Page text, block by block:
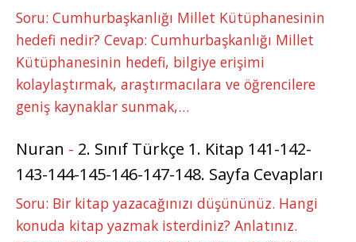
Soru: Cumhurbaşkanlığı Millet Kütüphanesinin
hedefi nedir? Cevap: Cumhurbaşkanlığı Millet
Kütüphanesinin hedefi, bilgiye erişimi
kolaylaştırmak, araştırmacılara ve öğrencilere
geniş kaynaklar sunmak,…
Nuran - 2. Sınıf Türkçe 1. Kitap 141-142-
143-144-145-146-147-148. Sayfa Cevapları
Soru: Bir kitap yazacağınızı düşününüz. Hangi
konuda kitap yazmak isterdiniz? Anlatınız.